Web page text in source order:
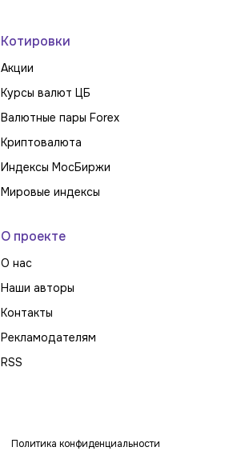
Котировки
Акции
Курсы валют ЦБ
Валютные пары Forex
Криптовалюта
Индексы МосБиржи
Мировые индексы
О проекте
О нас
Наши авторы
Контакты
Рекламодателям
RSS
Политика конфиденциальности